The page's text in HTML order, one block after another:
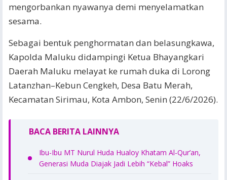
mengorbankan nyawanya demi menyelamatkan
sesama.
Sebagai bentuk penghormatan dan belasungkawa,
Kapolda Maluku didampingi Ketua Bhayangkari
Daerah Maluku melayat ke rumah duka di Lorong
Latanzhan–Kebun Cengkeh, Desa Batu Merah,
Kecamatan Sirimau, Kota Ambon, Senin (22/6/2026).
BACA BERITA LAINNYA
Ibu-Ibu MT Nurul Huda Hualoy Khatam Al-Qur’an,
Generasi Muda Diajak Jadi Lebih “Kebal” Hoaks